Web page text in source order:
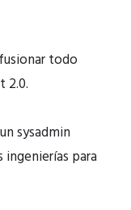
todo
2.0.
sysadmin
para